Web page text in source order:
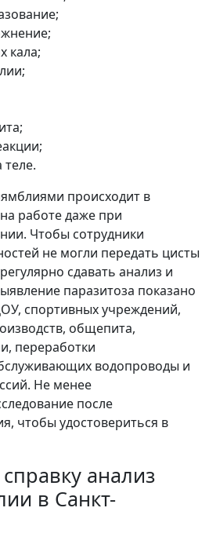
кала;
происходит в
работе даже при
Чтобы сотрудники
не могли передать цисты
сдавать анализ и
паразитоза показано
спортивных учреждений,
общепита,
переработки
водопроводы и
Не менее
после
чтобы удостовериться в
анализ
в Санкт-